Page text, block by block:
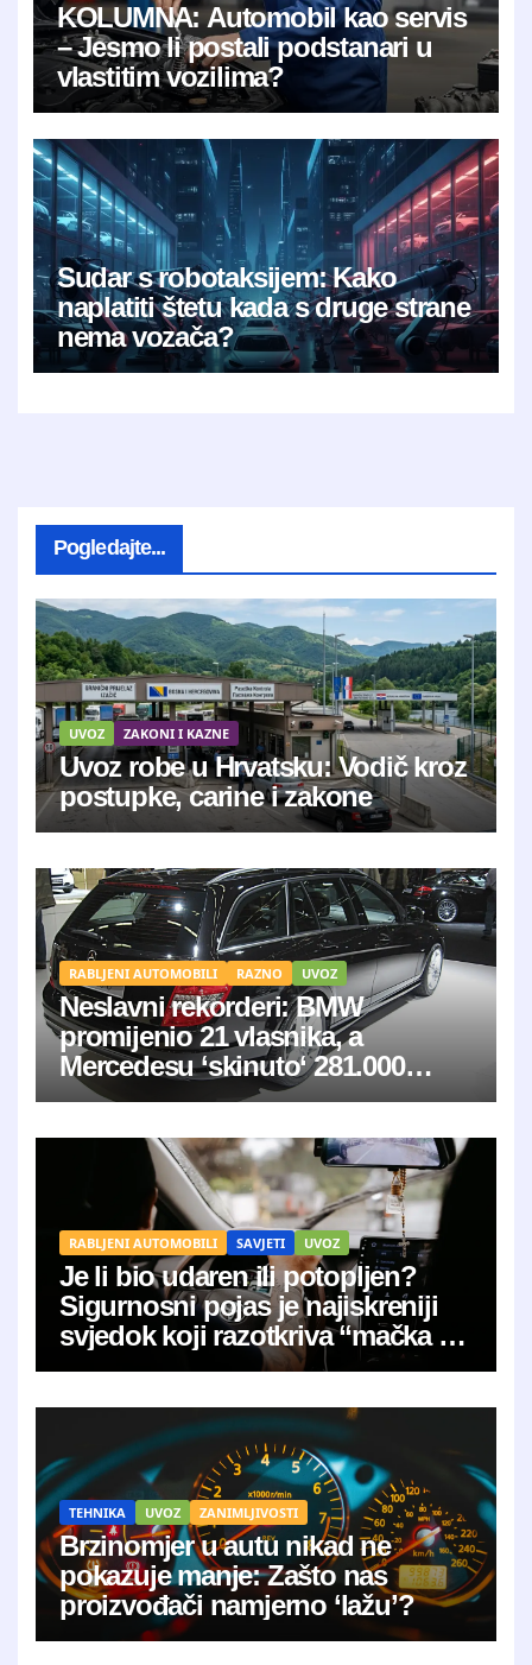
KOLUMNA: Automobil kao servis
– Jesmo li postali podstanari u
vlastitim vozilima?
Sudar s robotaksijem: Kako
naplatiti štetu kada s druge strane
nema vozača?
Pogledajte...
UVOZ ZAKONI I KAZNE
Uvoz robe u Hrvatsku: Vodič kroz
postupke, carine i zakone
RABLJENI AUTOMOBILI RAZNO UVOZ
Neslavni rekorderi: BMW
promijenio 21 vlasnika, a
Mercedesu ‘skinuto‘ 281.000
kilometara
RABLJENI AUTOMOBILI SAVJETI UVOZ
Je li bio udaren ili potopljen?
Sigurnosni pojas je najiskreniji
svjedok koji razotkriva “mačka u
vreći”
TEHNIKA UVOZ ZANIMLJIVOSTI
Brzinomjer u autu nikad ne
pokazuje manje: Zašto nas
proizvođači namjerno ‘lažu’?